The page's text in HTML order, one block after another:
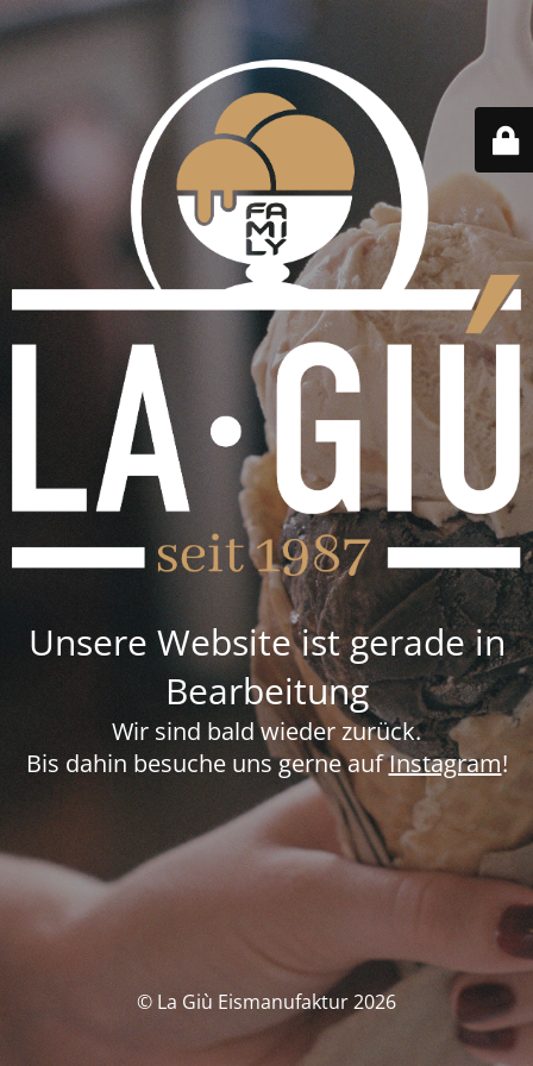
Unsere Website ist gerade in
Bearbeitung
Wir sind bald wieder zurück.
Bis dahin besuche uns gerne aufInstagram!
© La Giù Eismanufaktur 2026